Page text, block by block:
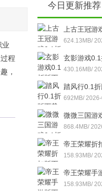
业
程
，
今日更新推荐
上古王冠游
上古王冠
福利版
624.13MB/
玄影游戏
（0.1折盗帅
v1.0.0安卓
430.16MB/
踏风行0.1
折扣版
692MB/
微微三国游
微微三国福
版下载
868.4MB/
帝王荣耀折
荣耀满VIP
版下载
158.93MB/
帝王荣耀手
荣耀鬼服资
158.93MB/